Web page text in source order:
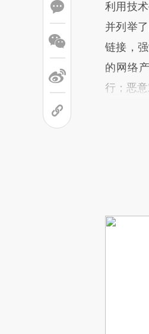
利用技
并列举
链接，
的网络
行；恶